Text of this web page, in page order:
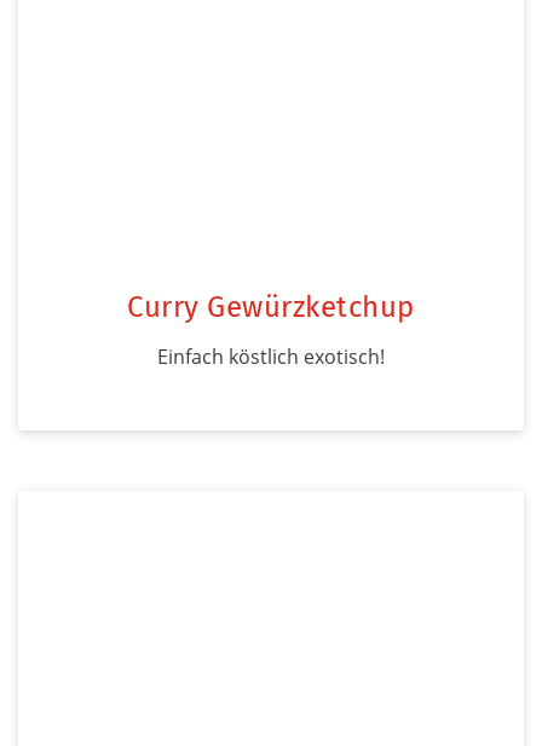
Curry Gewürzketchup
Einfach köstlich exotisch!